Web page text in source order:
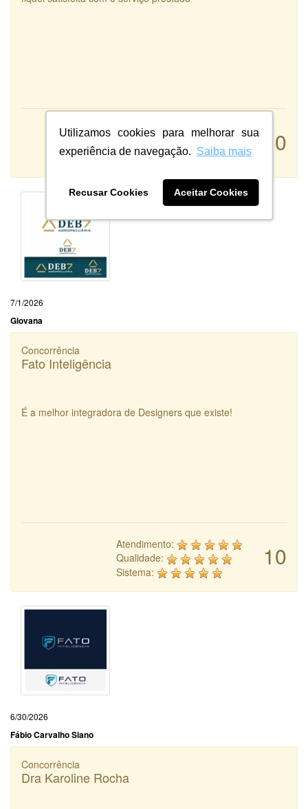
Utilizamos cookies para melhorar sua
experiência de navegação. Saiba mais
Recusar Cookies Aceitar Cookies
10
Atendimento:
Qualidade:
Sistema:
7/1/2026
Giovana
Concorrência
Fato Inteligência
É a melhor integradora de Designers que existe!
10
Atendimento:
Qualidade:
Sistema:
6/30/2026
Fábio Carvalho Siano
Concorrência
Dra Karoline Rocha